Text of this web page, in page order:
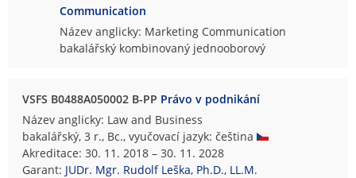
Communication
Název anglicky: Marketing Communication
bakalářský kombinovaný jednooborový
VSFS B0488A050002 B-PP Právo v podnikání
Název anglicky: Law and Business
bakalářský, 3 r., Bc., vyučovací jazyk: čeština
Akreditace: 30. 11. 2018 – 30. 11. 2028
Garant: JUDr. Mgr. Rudolf Leška, Ph.D., LL.M.